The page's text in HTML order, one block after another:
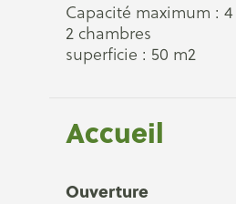
Capacité maximum :
2 chambres
superficie : 50 m2
Accueil
Ouverture